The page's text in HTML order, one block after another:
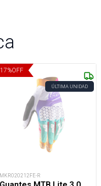
17%OFF
ÚLTIMA UNIDAD
MKR020212FE-R